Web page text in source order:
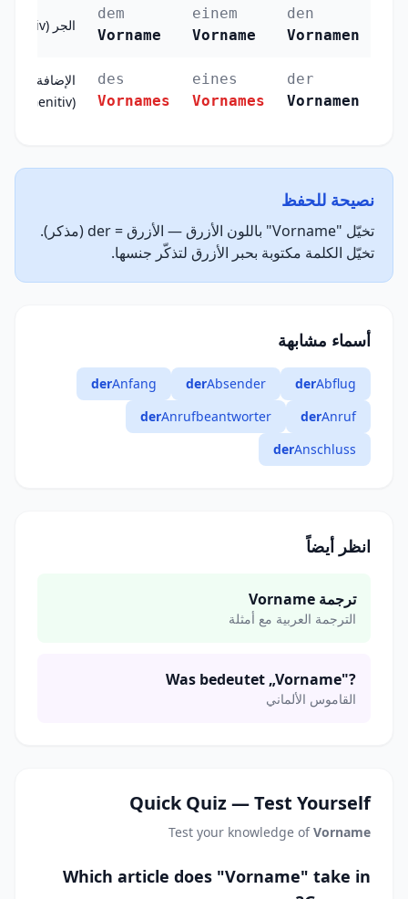
الجر (Dativ)
dem
Vorname
einem
Vorname
den
Vornamen
الإضافة
(Genitiv)
des
Vornames
eines
Vornames
der
Vornamen
نصيحة للحفظ
تخيّل "Vorname" باللون الأزرق — الأزرق = der (مذكر).
تخيّل الكلمة مكتوبة بحبر الأزرق لتذكّر جنسها.
أسماء مشابهة
derAbflug
derAbsender
derAnfang
derAnruf
derAnrufbeantworter
derAnschluss
انظر أيضاً
ترجمة Vorname
الترجمة العربية مع أمثلة
Was bedeutet „Vorname"?
القاموس الألماني
Quick Quiz — Test Yourself
Test your knowledge ofVorname
Which article does "Vorname" take in